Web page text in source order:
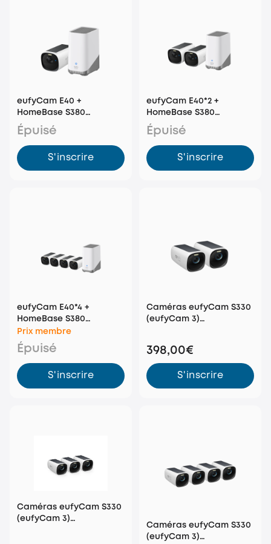
eufyCam E40 +
HomeBase S380
(HomeBase 3)
Épuisé
S'inscrire
eufyCam E40*2 +
HomeBase S380
(HomeBase 3)
Épuisé
S'inscrire
eufyCam E40*4 +
HomeBase S380
(HomeBase 3)
Prix membre
Épuisé
S'inscrire
Caméras eufyCam S330
(eufyCam 3)
398,00€
S'inscrire
Caméras eufyCam S330
(eufyCam 3)
Caméras eufyCam S330
(eufyCam 3)